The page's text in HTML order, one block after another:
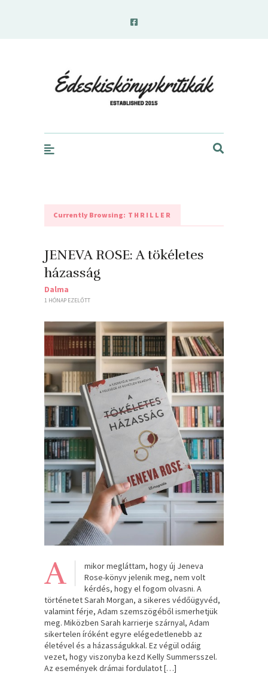
Currently Browsing: THRILLER
JENEVA ROSE: A ​tökéletes
házasság
Dalma
1 HÓNAP EZELŐTT
A
mikor megláttam, hogy új Jeneva
Rose-könyv jelenik meg, nem volt
kérdés, hogy el fogom olvasni. A
történetet Sarah Morgan, a sikeres védőügyvéd,
valamint férje, Adam szemszögéből ismerhetjük
meg. Miközben Sarah karrierje szárnyal, Adam
sikertelen íróként egyre elégedetlenebb az
életével és a házasságukkal. Ez végül odáig
vezet, hogy viszonyba kezd Kelly Summersszel.
Az események drámai fordulatot […]